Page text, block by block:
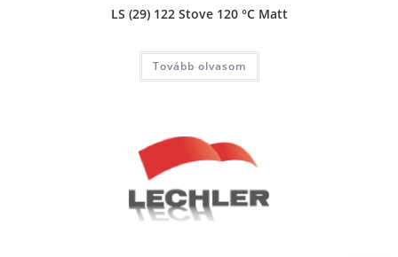
LS (29) 122 Stove 120 °C Matt
Tovább olvasom